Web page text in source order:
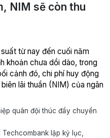
NIM sẽ còn thu
từ nay đến cuối năm
khoản chưa dồi dào, trong
cảnh đó, chi phí huy động
lãi thuần (NIM) của ngân
quân đội thúc đẩy chuyển
lập kỷ lục,